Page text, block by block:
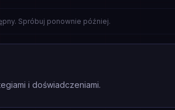
Spróbuj ponownie później.
i doświadczeniami.